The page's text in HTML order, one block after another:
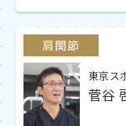
肩関節
東京ス
菅谷